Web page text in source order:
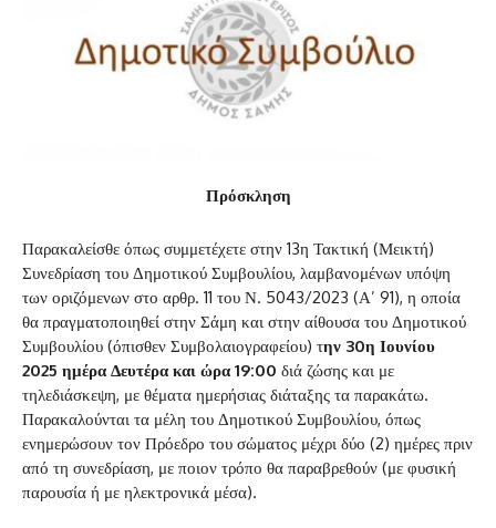
Πρόσκληση
Παρακαλείσθε όπως συμμετέχετε στην 13η Τακτική (Μεικτή)
Συνεδρίαση του Δημοτικού Συμβουλίου, λαμβανομένων υπόψη
των οριζόμενων στο αρθρ. 11 του Ν. 5043/2023 (Α’ 91), η οποία
θα πραγματοποιηθεί στην Σάμη και στην αίθουσα του Δημοτικού
Συμβουλίου (όπισθεν Συμβολαιογραφείου) την 30η Ιουνίου
2025 ημέρα Δευτέρα και ώρα 19:00 διά ζώσης και με
τηλεδιάσκεψη, με θέματα ημερήσιας διάταξης τα παρακάτω.
Παρακαλούνται τα μέλη του Δημοτικού Συμβουλίου, όπως
ενημερώσουν τον Πρόεδρο του σώματος μέχρι δύο (2) ημέρες πριν
από τη συνεδρίαση, με ποιον τρόπο θα παραβρεθούν (με φυσική
παρουσία ή με ηλεκτρονικά μέσα).